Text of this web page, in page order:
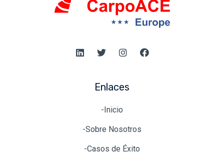
Enlaces
-Inicio
-Sobre Nosotros
-Casos de Éxito